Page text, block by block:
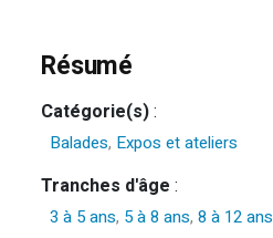
Résumé
Catégorie(s):
Balades, Expos et ateliers
Tranches d'âge :
3 à 5 ans, 5 à 8 ans,8 à 12 ans